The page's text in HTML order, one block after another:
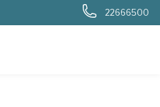
22666500